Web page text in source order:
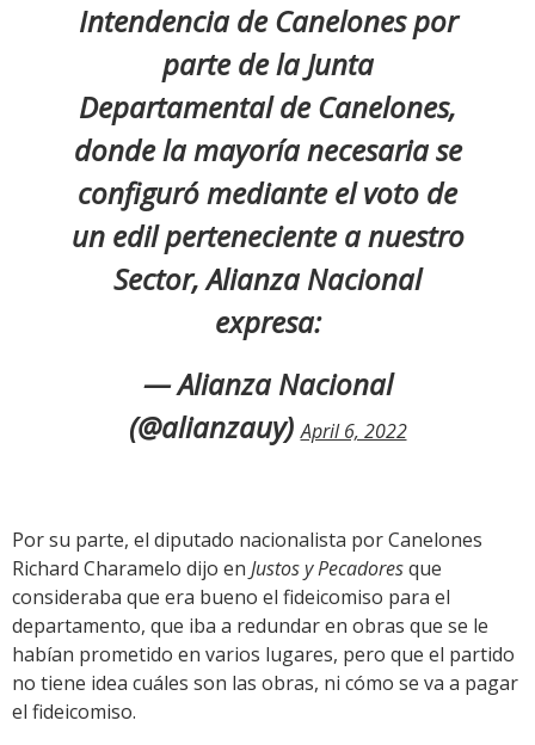
Intendencia de Canelones por
parte de la Junta
Departamental de Canelones,
donde la mayoría necesaria se
configuró mediante el voto de
un edil perteneciente a nuestro
Sector, Alianza Nacional
expresa:
— Alianza Nacional
(@alianzauy)April 6, 2022
Por su parte, el diputado nacionalista por Canelones
Richard Charamelo dijo en Justos y Pecadoresque
consideraba que era bueno el fideicomiso para el
departamento, que iba a redundar en obras que se le
habían prometido en varios lugares, pero que el partido
no tiene idea cuáles son las obras, ni cómo se va a pagar
el fideicomiso.